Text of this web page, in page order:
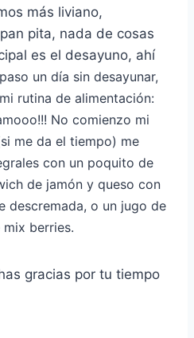
más liviano,
pita, nada de cosas
es el desayuno, ahí
un día sin desayunar,
rutina de alimentación:
No comienzo mi
me da el tiempo) me
con un poquito de
de jamón y queso con
descremada, o un jugo de
berries.
gracias por tu tiempo